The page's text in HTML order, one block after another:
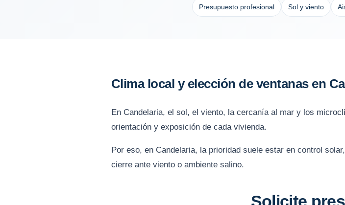
Presupuesto profesional Sol y viento
Clima local y elección de ventanas en
En Candelaria, el sol, el viento, la cercanía al mar y los
orientación y exposición de cada vivienda.
Por eso, en Candelaria, la prioridad suele estar en control
cierre ante viento o ambiente salino.
Solicite